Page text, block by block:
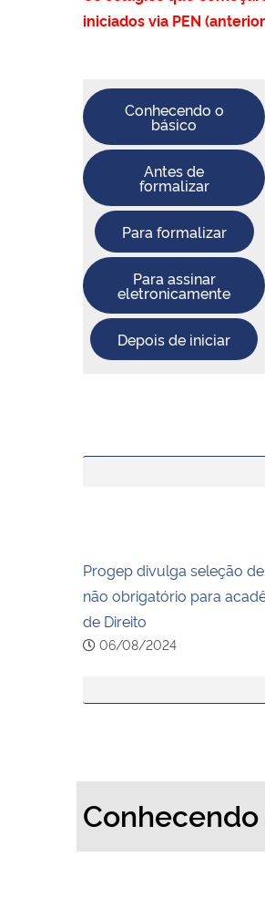
iniciados via PEN
Conhecendo o
básico
Antes de
formalizar
Para formalizar
Para assinar
eletronicamente
Depois de iniciar
Progep divulga seleção
não obrigatório para
de Direito
06/08/2024